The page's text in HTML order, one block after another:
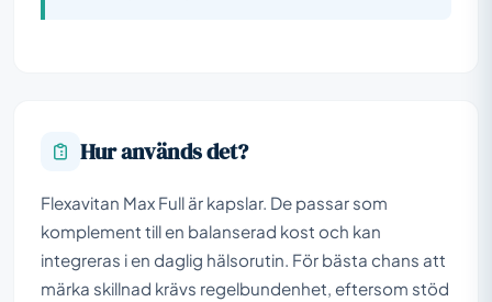
Hur används det?
Flexavitan Max Full är kapslar. De passar som
komplement till en balanserad kost och kan
integreras i en daglig hälsorutin. För bästa chans att
märka skillnad krävs regelbundenhet, eftersom stöd